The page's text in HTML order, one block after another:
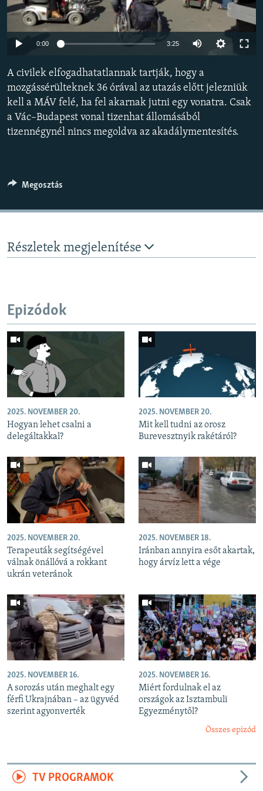
EURÓPAI UNIÓ
VILÁG
A MÚLT TANULSÁGAI
KÖVESSEN MINKET! 360p
720p
0:00 3:25
360p
480p
A civilek elfogadhatatlannak tartják, hogy a
mozgássérülteknek 36 órával az utazás előtt jelezniük
kell a MÁV felé, ha fel akarnak jutni egy vonatra. Csak
a Vác–Budapest vonal tizenhat állomásából
tizennégynél nincs megoldva az akadálymentesítés.
Megosztás
Részletek megjelenítése
Epizódok
2025. NOVEMBER 20.
Hogyan lehet csalni a
delegáltakkal?
2025. NOVEMBER 20.
Mit kell tudni az orosz
Burevesztnyik rakétáról?
2025. NOVEMBER 20.
Terapeuták segítségével
válnak önállóvá a rokkant
ukrán veteránok
2025. NOVEMBER 18.
Iránban annyira esőt akartak,
hogy árvíz lett a vége
2025. NOVEMBER 16.
A sorozás után meghalt egy
férfi Ukrajnában – az ügyvéd
szerint agyonverték
2025. NOVEMBER 16.
Miért fordulnak el az
országok az Isztambuli
Egyezménytől?
Összes epizód
TV PROGRAMOK